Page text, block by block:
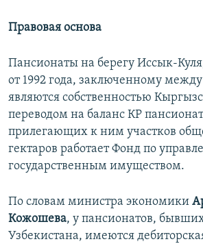
Правовая основа
Пансионаты на берегу Иссык-
от 1992 года, заключенному
являются собственностью
переводом на баланс КР
прилегающих к ним участков
гектаров работает Фонд по
государственным имуществом.
По словам министра экономики
Кожошева, у пансионатов,
Узбекистана, имеются